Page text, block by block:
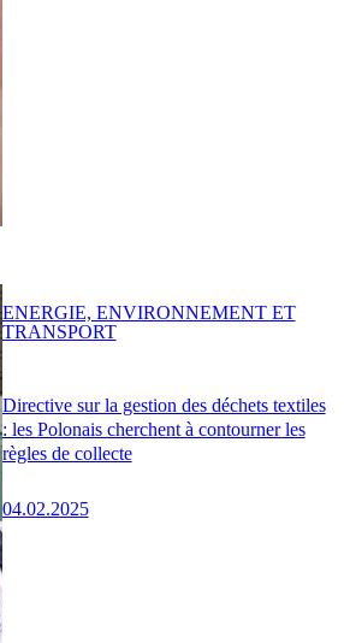
Directive sur la gestion des déchets textiles
: les Polonais cherchent à contourner les
règles de collecte
04.02.2025
ENERGIE, ENVIRONNEMENT ET
TRANSPORT